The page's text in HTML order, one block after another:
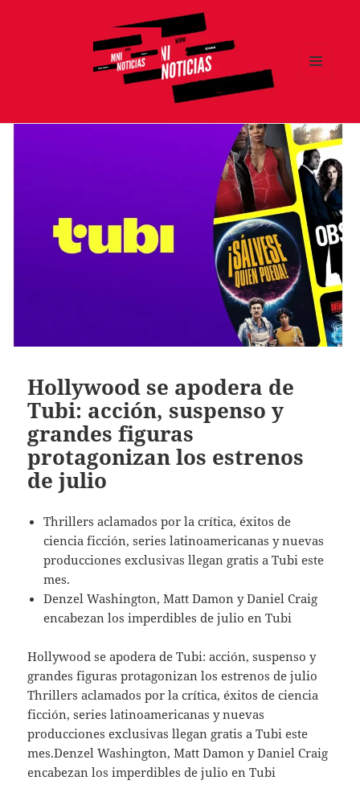
Hollywood se apodera de
Tubi: acción, suspenso y
grandes figuras
protagonizan los estrenos
de julio
Thrillers aclamados por la crítica, éxitos de
ciencia ficción, series latinoamericanas y nuevas
producciones exclusivas llegan gratis a Tubi este
mes.
Denzel Washington, Matt Damon y Daniel Craig
encabezan los imperdibles de julio en Tubi
Hollywood se apodera de Tubi: acción, suspenso y
grandes figuras protagonizan los estrenos de julio
Thrillers aclamados por la crítica, éxitos de ciencia
ficción, series latinoamericanas y nuevas
producciones exclusivas llegan gratis a Tubi este
mes.Denzel Washington, Matt Damon y Daniel Craig
encabezan los imperdibles de julio en Tubi